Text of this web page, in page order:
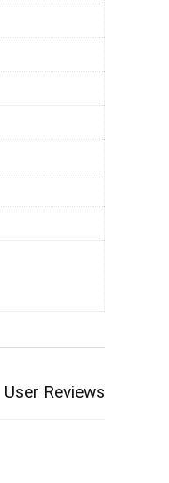
User Reviews